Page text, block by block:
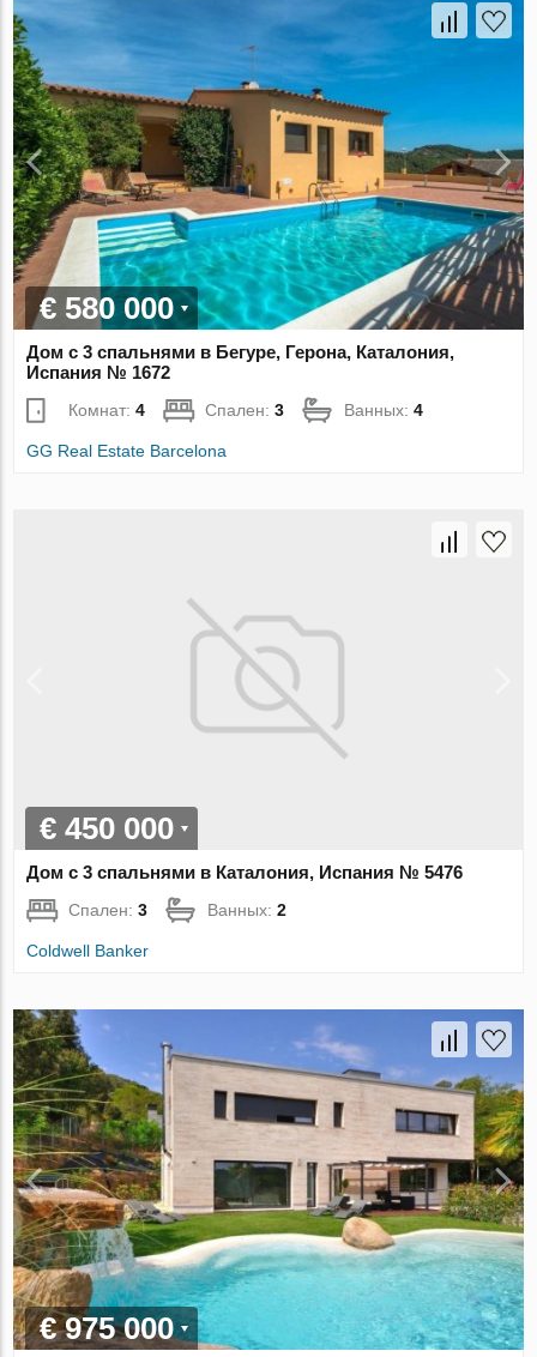
€ 580 000
Дом с 3 спальнями в Бегуре, Герона, Каталония,
Испания № 1672
Комнат:4 Спален:3 Ванных:4
GG Real Estate Barcelona
€ 450 000
Дом с 3 спальнями в Каталония, Испания № 5476
Спален:3 Ванных:2
Coldwell Banker
€ 975 000